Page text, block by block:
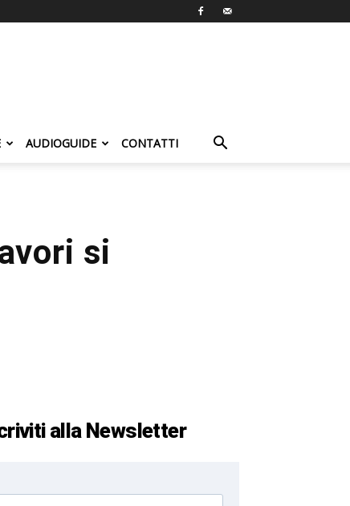
AUDIOGUIDE CONTATTI
si
alla Newsletter